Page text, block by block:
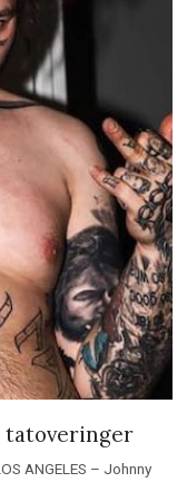
tatoveringer
ANGELES – Johnny